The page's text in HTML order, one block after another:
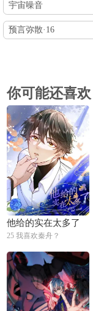
宇宙噪音
预言弥散·16
你可能还喜欢
他给的实在太多了
25 我喜欢秦舟？